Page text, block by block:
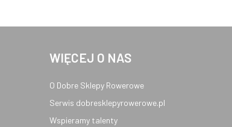
WIĘCEJ O NAS
O Dobre Sklepy Rowerowe
Serwis dobresklepyrowerowe.pl
Wspieramy talenty